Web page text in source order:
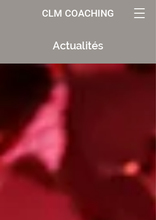
CLM COACHING
Actualités